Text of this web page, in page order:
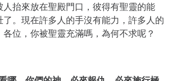
抬來放在聖殿門口，彼得有聖靈的能
。現在許多人的手沒有能力，許多人的
位，你被聖靈充滿嗎，為何不求呢？